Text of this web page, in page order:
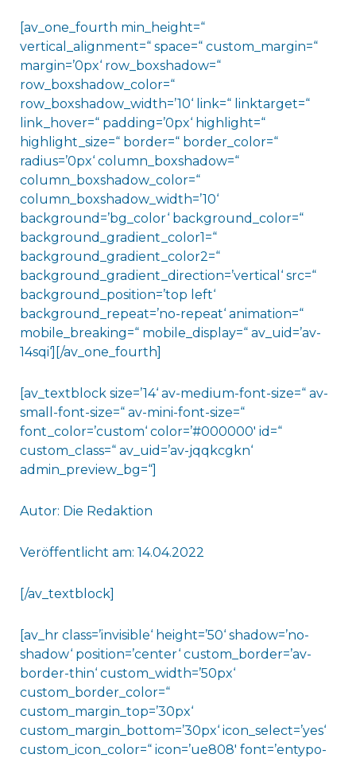
[av_one_fourth min_height=“
vertical_alignment=“ space=“ custom_margin=“
margin=’0px‘ row_boxshadow=“
row_boxshadow_color=“
row_boxshadow_width=’10‘ link=“ linktarget=“
link_hover=“ padding=’0px‘ highlight=“
highlight_size=“ border=“ border_color=“
radius=’0px‘ column_boxshadow=“
column_boxshadow_color=“
column_boxshadow_width=’10‘
background=’bg_color‘ background_color=“
background_gradient_color1=“
background_gradient_color2=“
background_gradient_direction=’vertical‘ src=“
background_position=’top left‘
background_repeat=’no-repeat‘ animation=“
mobile_breaking=“ mobile_display=“ av_uid=’av-
14sqi‘][/av_one_fourth]
[av_textblock size=’14‘ av-medium-font-size=“ av-
small-font-size=“ av-mini-font-size=“
font_color=’custom‘ color=’#000000′ id=“
custom_class=“ av_uid=’av-jqqkcgkn‘
admin_preview_bg=“]
Autor: Die Redaktion
Veröffentlicht am: 14.04.2022
[/av_textblock]
[av_hr class=’invisible‘ height=’50‘ shadow=’no-
shadow‘ position=’center‘ custom_border=’av-
border-thin‘ custom_width=’50px‘
custom_border_color=“
custom_margin_top=’30px‘
custom_margin_bottom=’30px‘ icon_select=’yes‘
custom_icon_color=“ icon=’ue808′ font=’entypo-